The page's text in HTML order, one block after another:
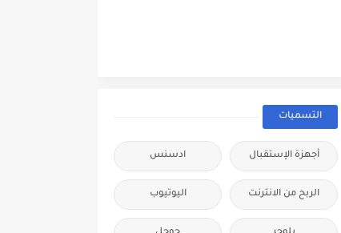
التسميات
أجهزة الإستقبال ادسنس
الربح من الانترنت اليوتيوب